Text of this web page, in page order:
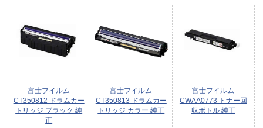
富士フイルム
CT350812 ドラムカー
トリッジ ブラック 純
正
富士フイルム
CT350813 ドラムカー
トリッジ カラー 純正
富士フイルム
CWAA0773 トナー回
収ボトル 純正